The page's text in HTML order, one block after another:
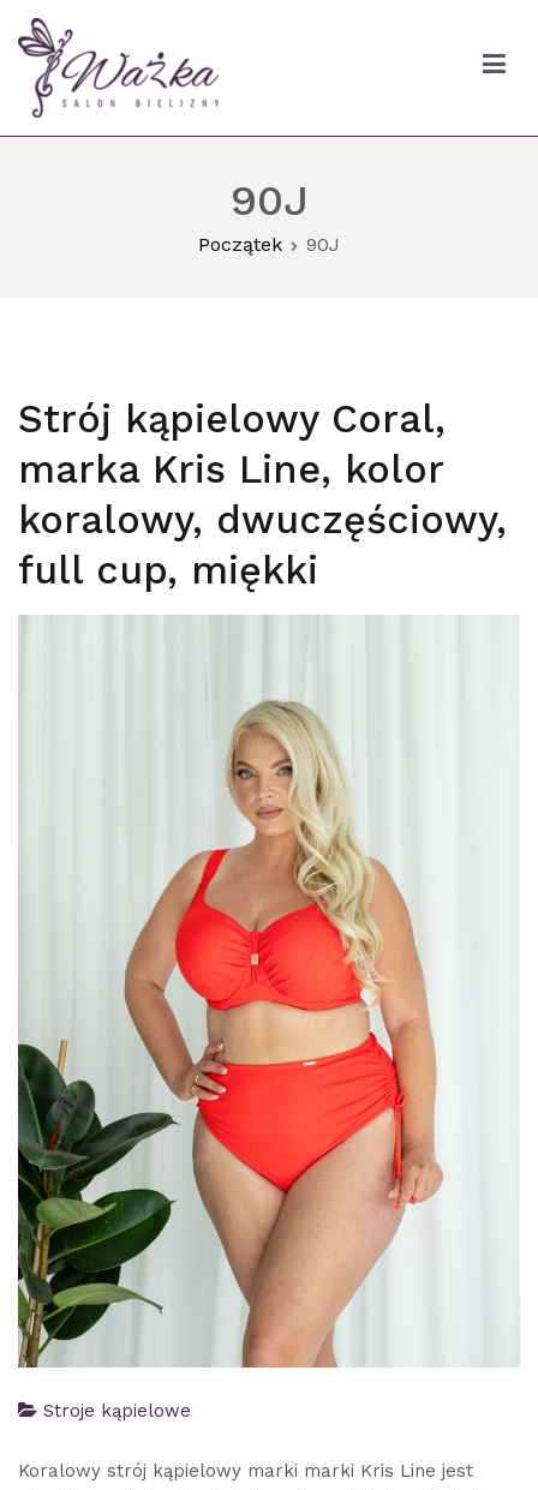
Przejdź
do
treści
Ważka biustonosze Gdańsk
90J
Początek 90J
Strój kąpielowy Coral,
marka Kris Line, kolor
koralowy, dwuczęściowy,
full cup, miękki
Stroje kąpielowe
Koralowy strój kąpielowy marki marki Kris Line jest